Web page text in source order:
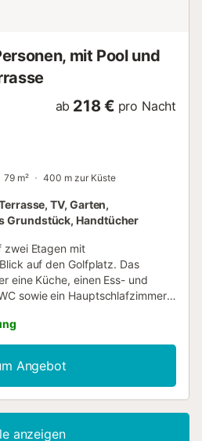
mit Pool und
ab 218 € pro Nacht
79 m² 400 m zur Küste
TV, Garten,
Grundstück, Handtücher
zwei Etagen mit
auf den Golfplatz. Das
eine Küche, einen Ess- und
sowie ein Hauptschlafzimmer
zwei Schlafzimmer, ein
Terrasse mit Blick auf
vom Strand und 1 Kilometer
genießen Sie Privatsphäre auf
Erleben Sie eine
Angebot
anzeigen